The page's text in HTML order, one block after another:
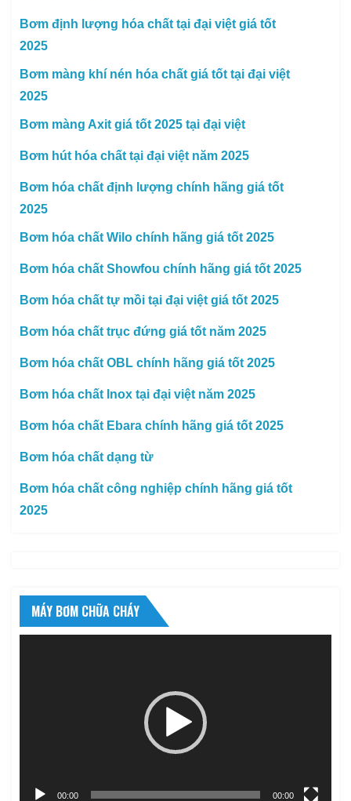
Bơm định lượng hóa chất tại đại việt giá tốt
2025
Bơm màng khí nén hóa chất giá tốt tại đại việt
2025
Bơm màng Axit giá tốt 2025 tại đại việt
Bơm hút hóa chất tại đại việt năm 2025
Bơm hóa chất định lượng chính hãng giá tốt
2025
Bơm hóa chất Wilo chính hãng giá tốt 2025
Bơm hóa chất Showfou chính hãng giá tốt 2025
Bơm hóa chất tự mồi tại đại việt giá tốt 2025
Bơm hóa chất trục đứng giá tốt năm 2025
Bơm hóa chất OBL chính hãng giá tốt 2025
Bơm hóa chất Inox tại đại việt năm 2025
Bơm hóa chất Ebara chính hãng giá tốt 2025
Bơm hóa chất dạng từ
Bơm hóa chất công nghiệp chính hãng giá tốt
2025
MÁY BƠM CHỮA CHÁY
00:00 00:00